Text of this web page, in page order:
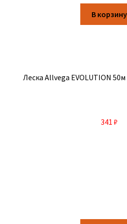
В корзину
Леска Allvega EVOLUTION 50м
341 ₽